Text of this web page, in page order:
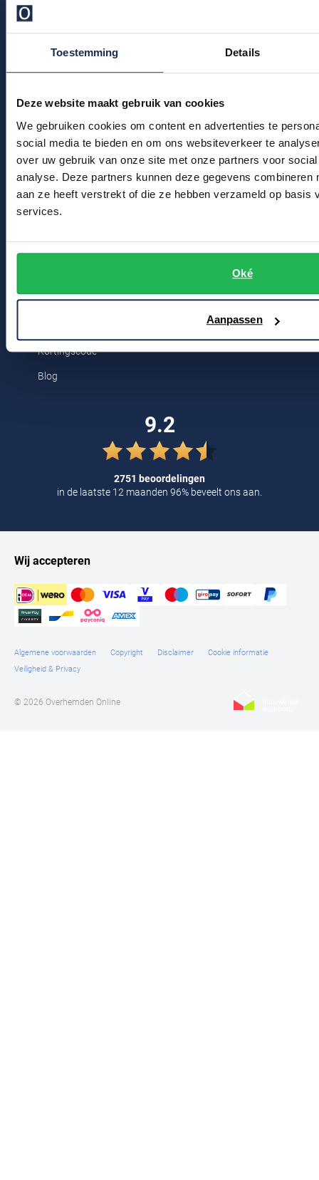
Toestemming Details
Deze website maakt gebruik van cookies
We gebruiken cookies om content en advertenties te
social media te bieden en om ons websiteverkeer te
over uw gebruik van onze site met onze partners voor
analyse. Deze partners kunnen deze gegevens combineren
aan ze heeft verstrekt of die ze hebben verzameld op basis
services.
Oké
Aanpassen
Tommy Hilfiger
Vanguard
Reset
Roy Robson
Schiesser
Seidensticker
Slater
Thomas Maine
Tramarossa
UBR
Kledingonderhoud
Klantenservice
Actievoorwaarden
Winkel
Winkel & Openingstijden
Contact
Breestraat 152 - 154
Kortingscode
Blog
9.2
2751 beoordelingen
in de laatste 12 maanden 96% beveelt ons aan.
Wij accepteren
Algemene voorwaarden Copyright Disclaimer
Cookie informatie
Veiligheid & Privacy
© 2026 Overhemden Online